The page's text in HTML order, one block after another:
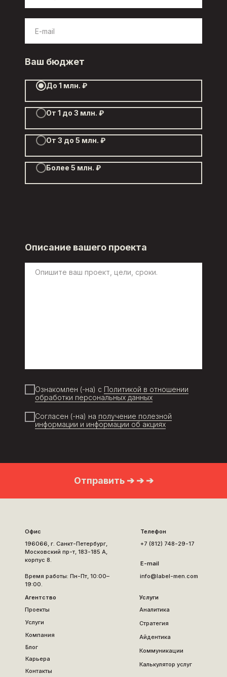
Описание вашего проекта
Ознакомлен (-на) с Политикой в отношении
обработки персональных данных
Согласен (-на) на получение полезной
информации и информации об акциях
Ваш бюджет
До 1 млн. ₽
От 1 до 3 млн. ₽
От 3 до 5 млн. ₽
Более 5 млн. ₽
Отправить ➔ ➔ ➔
Офис
196066, г. Санкт-Петербург,
Московский пр-т, 183-185 А,
корпус 8.
Время работы: Пн-Пт, 10:00–
19:00.
Агентство
Проекты
Услуги
Компания
Блог
Карьера
Контакты
Услуги
Аналитика
Стратегия
Айдентика
Коммуникации
Калькулятор услуг
Телефон
+7 (812) 748-29-17
E-mail
info@label-men.com